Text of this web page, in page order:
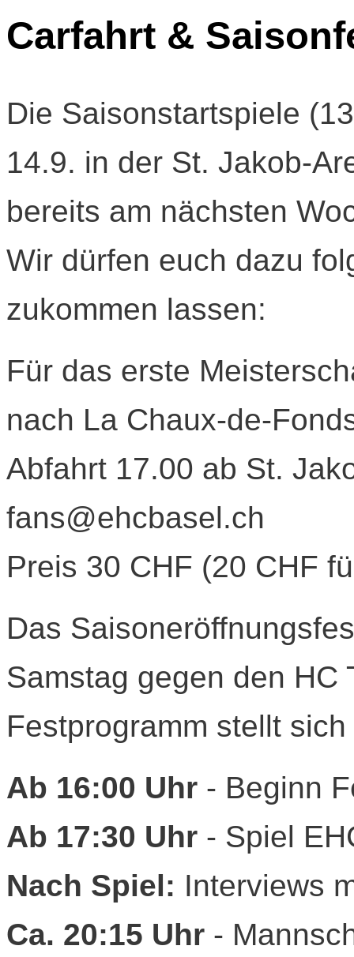
Carfahrt &
Die Saisonstartspiele
14.9. in der St. Jakob-
bereits am nächsten
Wir dürfen euch dazu
zukommen lassen:
Für das erste
nach La Chaux-de-
Abfahrt 17.00 ab St.
fans@ehcbasel.ch
Preis 30 CHF (20 CHF
Das
Samstag gegen den HC
Festprogramm stellt
Ab 16:00 Uhr - Beginn
Ab 17:30 Uhr - Spiel
Nach Spiel: Interviews
Ca. 20:15 Uhr -